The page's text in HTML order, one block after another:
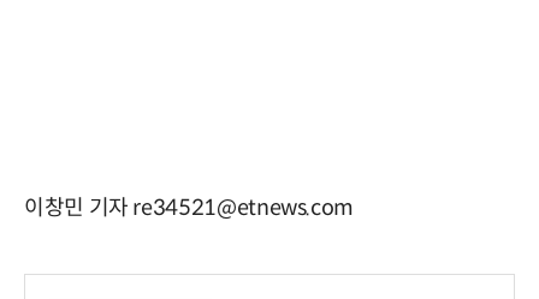
이창민 기자 re34521@etnews.com